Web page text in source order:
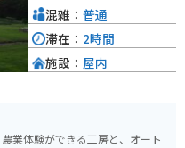
業体験ができる工房と、オート
混雑： 普通
滞在： 2時間
施設： 屋内